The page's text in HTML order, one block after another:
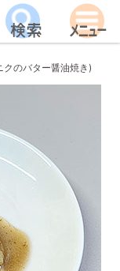
クのバター醤油焼き)